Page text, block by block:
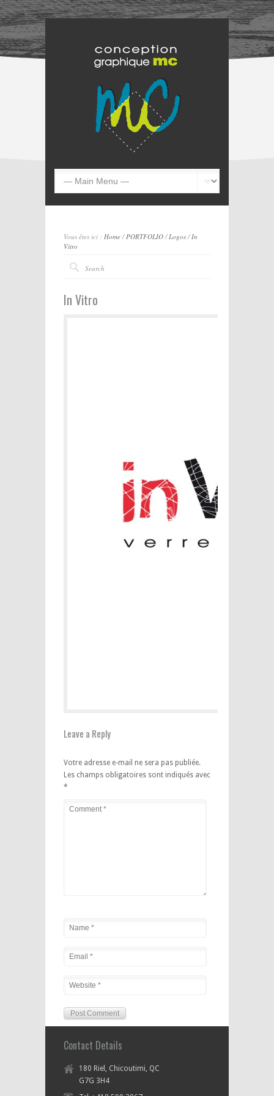
Vous êtes ici : Home/PORTFOLIO/Logos/In
Vitro
In Vitro
Leave a Reply
Votre adresse e-mail ne sera pas publiée.
Les champs obligatoires sont indiqués avec
*
Contact Details
180 Riel, Chicoutimi, QC
G7G 3H4